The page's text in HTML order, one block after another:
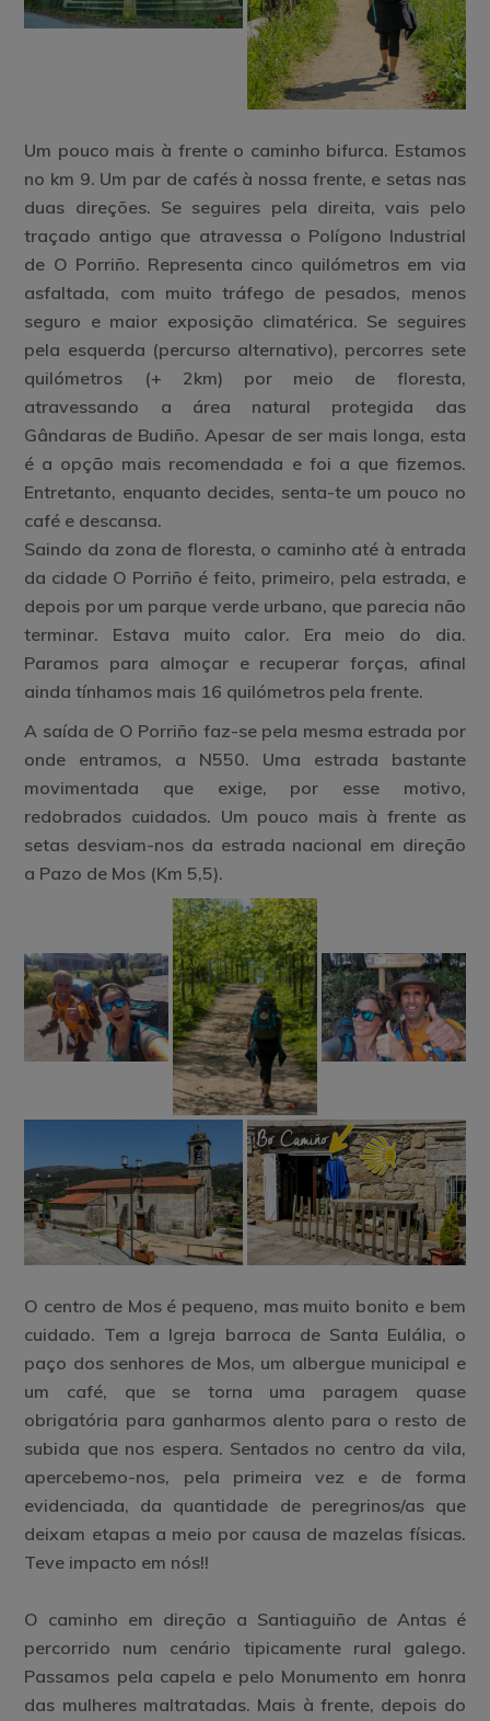
Um pouco mais à frente o caminho bifurca. Estamos
no km 9. Um par de cafés à nossa frente, e setas nas
duas direções. Se seguires pela direita, vais pelo
traçado antigo que atravessa o Polígono Industrial
de O Porriño. Representa cinco quilómetros em via
asfaltada, com muito tráfego de pesados, menos
seguro e maior exposição climatérica. Se seguires
pela esquerda (percurso alternativo), percorres sete
quilómetros (+ 2km) por meio de floresta,
atravessando a área natural protegida das
Gândaras de Budiño. Apesar de ser mais longa, esta
é a opção mais recomendada e foi a que fizemos.
Entretanto, enquanto decides, senta-te um pouco no
café e descansa.
Saindo da zona de floresta, o caminho até à entrada
da cidade O Porriño é feito, primeiro, pela estrada, e
depois por um parque verde urbano, que parecia não
terminar. Estava muito calor. Era meio do dia.
Paramos para almoçar e recuperar forças, afinal
ainda tínhamos mais 16 quilómetros pela frente.
A saída de O Porriño faz-se pela mesma estrada por
onde entramos, a N550. Uma estrada bastante
movimentada que exige, por esse motivo,
redobrados cuidados. Um pouco mais à frente as
setas desviam-nos da estrada nacional em direção
a Pazo de Mos (Km 5,5).
O centro de Mos é pequeno, mas muito bonito e bem
cuidado. Tem a Igreja barroca de Santa Eulália, o
paço dos senhores de Mos, um albergue municipal e
um café, que se torna uma paragem quase
obrigatória para ganharmos alento para o resto de
subida que nos espera. Sentados no centro da vila,
apercebemo-nos, pela primeira vez e de forma
evidenciada, da quantidade de peregrinos/as que
deixam etapas a meio por causa de mazelas físicas.
Teve impacto em nós!!
O caminho em direção a Santiaguiño de Antas é
percorrido num cenário tipicamente rural galego.
Passamos pela capela e pelo Monumento em honra
das mulheres maltratadas. Mais à frente, depois do